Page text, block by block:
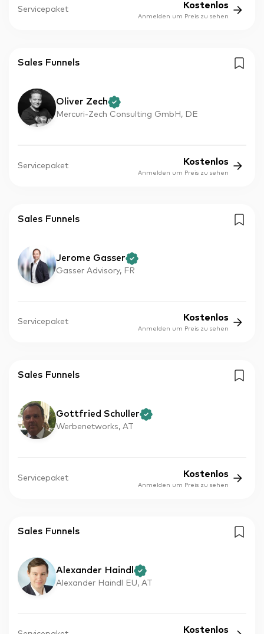
Servicepaket Kostenlos
Anmelden um Preis zu sehen
Sales Funnels
Oliver Zech
Mercuri-Zech Consulting GmbH, DE
Servicepaket Kostenlos
Anmelden um Preis zu sehen
Sales Funnels
Jerome Gasser
Gasser Advisory, FR
Servicepaket Kostenlos
Anmelden um Preis zu sehen
Sales Funnels
Gottfried Schuller
Werbenetworks, AT
Servicepaket Kostenlos
Anmelden um Preis zu sehen
Sales Funnels
Alexander Haindl
Alexander Haindl EU, AT
Kostenlos